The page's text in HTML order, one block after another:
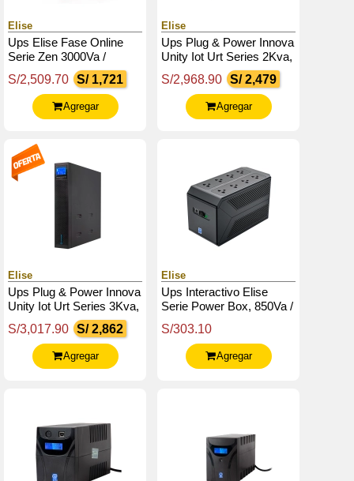
Elise
Ups Elise Fase Online
Serie Zen 3000Va /
2700W / 6 Tomas De
Salida Nema 5-15 / Usb
S/2,509.70 S/ 1,721
Agregar
Elise
Ups Plug & Power Innova
Unity Iot Urt Series 2Kva,
2000Va,2000W, 220V,
Db-9 Rs 232 / Usb
S/2,968.90 S/ 2,479
Agregar
Elise
Ups Plug & Power Innova
Unity Iot Urt Series 3Kva,
3000W, 220V, Db-9
Rs232 / Usb
S/3,017.90 S/ 2,862
Agregar
Elise
Ups Interactivo Elise
Serie Power Box, 850Va /
Usb-Hid.
S/303.10
Agregar